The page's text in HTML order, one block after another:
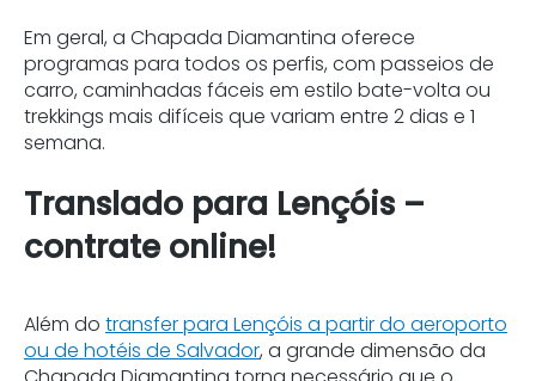
Em geral, a Chapada Diamantina oferece
programas para todos os perfis, com passeios de
carro, caminhadas fáceis em estilo bate-volta ou
trekkings mais difíceis que variam entre 2 dias e 1
semana.
Translado para Lençóis –
contrate online!
Além do transfer para Lençóis a partir do aeroporto
ou de hotéis de Salvador, a grande dimensão da